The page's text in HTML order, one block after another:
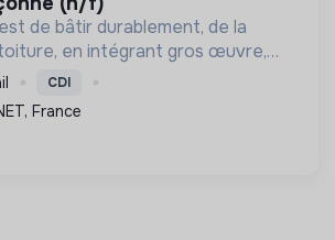
de bâtir durablement, de la
en intégrant gros œuvre,
Nous formons des
l'insertion, avec le Label RGE.
CDI
France